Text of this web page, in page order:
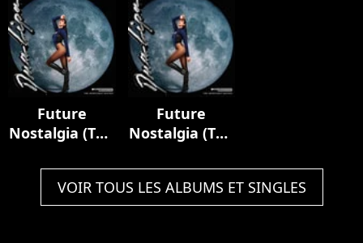
Future
Nostalgia (The
Edition)
Future
Nostalgia (The
Edition)
VOIR TOUS LES ALBUMS ET SINGLES